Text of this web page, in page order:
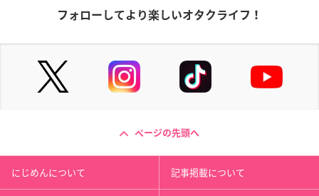
フォローしてより楽しいオタクライフ！
ページの先頭へ
にじめんについて 記事掲載について